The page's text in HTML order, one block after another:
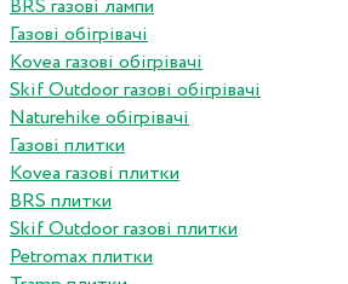
BRS газові лампи
Газові обігрівачі
Kovea газові обігрівачі
Skif Outdoor газові обігрівачі
Naturehike обігрівачі
Газові плитки
Kovea газові плитки
BRS плитки
Skif Outdoor газові плитки
Petromax плитки